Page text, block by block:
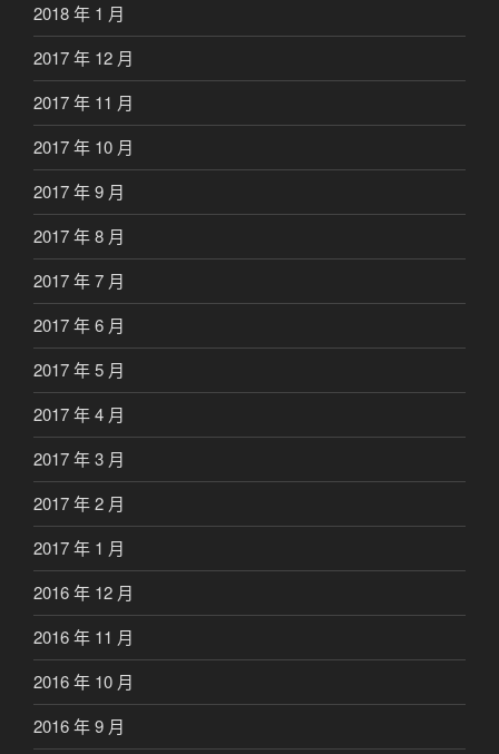
2018 年 1 月
2017 年 12 月
2017 年 11 月
2017 年 10 月
2017 年 9 月
2017 年 8 月
2017 年 7 月
2017 年 6 月
2017 年 5 月
2017 年 4 月
2017 年 3 月
2017 年 2 月
2017 年 1 月
2016 年 12 月
2016 年 11 月
2016 年 10 月
2016 年 9 月